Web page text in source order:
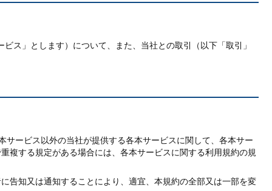
ス」とします）について、また、当社との取引（以下「取引」
ービス以外の当社が提供する各本サービスに関して、各本サー
複する規定がある場合には、各本サービスに関する利用規約の規
告知又は通知することにより、適宜、本規約の全部又は一部を変